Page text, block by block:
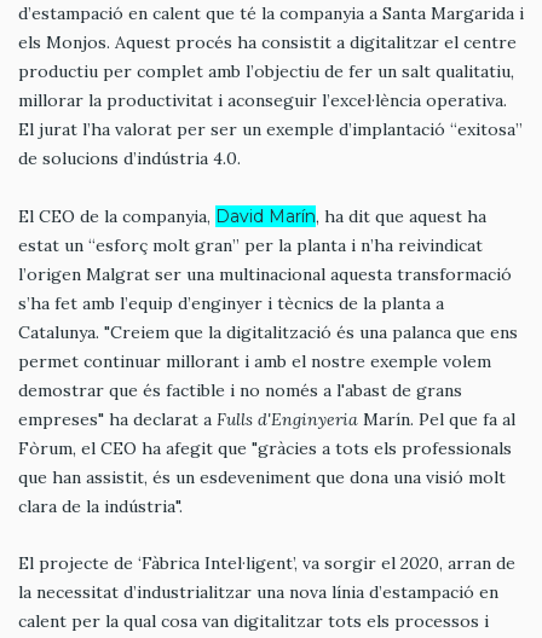
d’estampació en calent que té la companyia a Santa Margarida i
els Monjos. Aquest procés ha consistit a digitalitzar el centre
productiu per complet amb l’objectiu de fer un salt qualitatiu,
millorar la productivitat i aconseguir l’excel·lència operativa.
El jurat l’ha valorat per ser un exemple d’implantació “exitosa”
de solucions d’indústria 4.0.
El CEO de la companyia, David Marín, ha dit que aquest ha
estat un “esforç molt gran” per la planta i n’ha reivindicat
l’origen Malgrat ser una multinacional aquesta transformació
s’ha fet amb l’equip d’enginyer i tècnics de la planta a
Catalunya. "Creiem que la digitalització és una palanca que ens
permet continuar millorant i amb el nostre exemple volem
demostrar que és factible i no només a l'abast de grans
empreses" ha declarat a Fulls d'Enginyeria Marín. Pel que fa al
Fòrum, el CEO ha afegit que "gràcies a tots els professionals
que han assistit, és un esdeveniment que dona una visió molt
clara de la indústria".
El projecte de ‘Fàbrica Intel·ligent’, va sorgir el 2020, arran de
la necessitat d’industrialitzar una nova línia d’estampació en
calent per la qual cosa van digitalitzar tots els processos i